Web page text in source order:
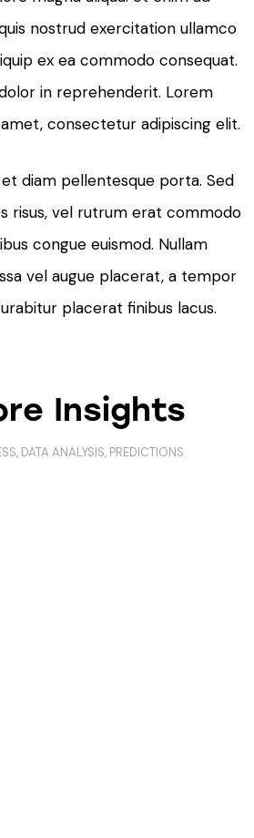
nostrud exercitation ullamco
ex ea commodo consequat.
in reprehenderit. Lorem
consectetur adipiscing elit.
diam pellentesque porta. Sed
risus, vel rutrum erat commodo
congue euismod. Nullam
vel augue placerat, a tempor
placerat finibus lacus.
Insights
, DATA ANALYSIS, PREDICTIONS